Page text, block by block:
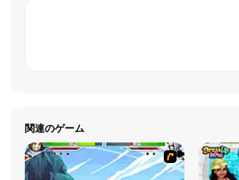
関連のゲーム